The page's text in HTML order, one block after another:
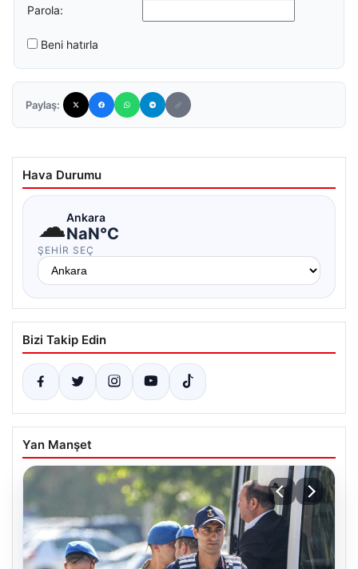
Parola:
Beni hatırla
Paylaş:
Hava Durumu
☁Ankara
NaN°C
ŞEHIR SEÇ
Bizi Takip Edin
Yan Manşet